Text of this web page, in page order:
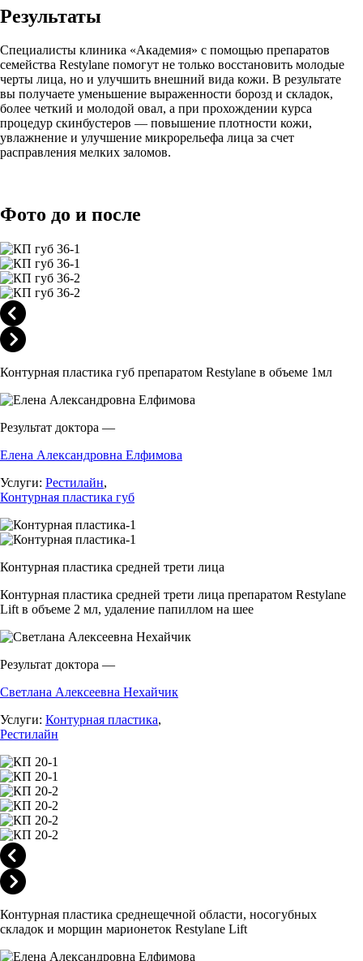
Результаты
Специалисты клиника «Академия» с помощью препаратов
семейства Restylane помогут не только восстановить молодые
черты лица, но и улучшить внешний вида кожи. В результате
вы получаете уменьшение выраженности борозд и складок,
более четкий и молодой овал, а при прохождении курса
процедур скинбустеров — повышение плотности кожи,
увлажнение и улучшение микрорельефа лица за счет
расправления мелких заломов.
Фото до и после
Контурная пластика губ препаратом Restylane в объеме 1мл
Результат доктора —
Елена Александровна Елфимова
Услуги: Рестилайн,
Контурная пластика губ
Контурная пластика средней трети лица
Контурная пластика средней трети лица препаратом Restylane
Lift в объеме 2 мл, удаление папиллом на шее
Результат доктора —
Светлана Алексеевна Нехайчик
Услуги: Контурная пластика,
Рестилайн
Контурная пластика среднещечной области, носогубных
складок и морщин марионеток Restylane Lift